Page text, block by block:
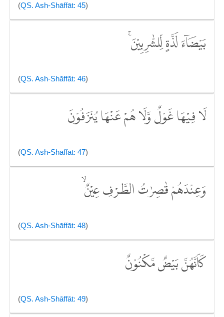
(QS. Ash-Shāffāt: 45)
بَيْضَاۤءَ لَذَّةٍ لِّلشّٰرِبِيْنَۚ
(QS. Ash-Shāffāt: 46)
لَا فِيْهَا غَوْلٌ وَّلَا هُمْ عَنْهَا يُنْزَفُوْنَ
(QS. Ash-Shāffāt: 47)
وَعِنْدَهُمْ قٰصِرٰتُ الطَّرْفِ عِيْنٌ ۙ
(QS. Ash-Shāffāt: 48)
كَاَنَّهُنَّ بَيْضٌ مَّكْنُوْنٌ
(QS. Ash-Shāffāt: 49)